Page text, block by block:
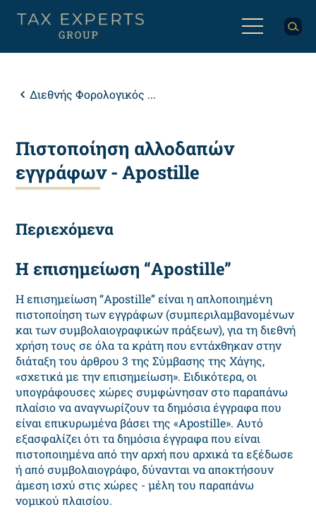
προς
κυρίως
Breadcrumb
Διεθνής Φορολογικός ...
Πιστοποίηση αλλοδαπών
εγγράφων - Apostille
Η επισημείωση “Apostille”
Η επισημείωση “Apostille” είναι η απλοποιημένη
πιστοποίηση των εγγράφων (συμπεριλαμβανομένων
και των συμβολαιογραφικών πράξεων), για τη διεθνή
χρήση τους σε όλα τα κράτη που εντάχθηκαν στην
διάταξη του άρθρου 3 της Σύμβασης της Χάγης,
«σχετικά με την επισημείωση». Ειδικότερα, οι
υπογράφουσες χώρες συμφώνησαν στο παραπάνω
πλαίσιο να αναγνωρίζουν τα δημόσια έγγραφα που
είναι επικυρωμένα βάσει της «Apostille». Αυτό
εξασφαλίζει ότι τα δημόσια έγγραφα που είναι
πιστοποιημένα από την αρχή που αρχικά τα εξέδωσε
ή από συμβολαιογράφο, δύνανται να αποκτήσουν
άμεση ισχύ στις χώρες - μέλη του παραπάνω
νομικού πλαισίου.
Περιεχόμενα